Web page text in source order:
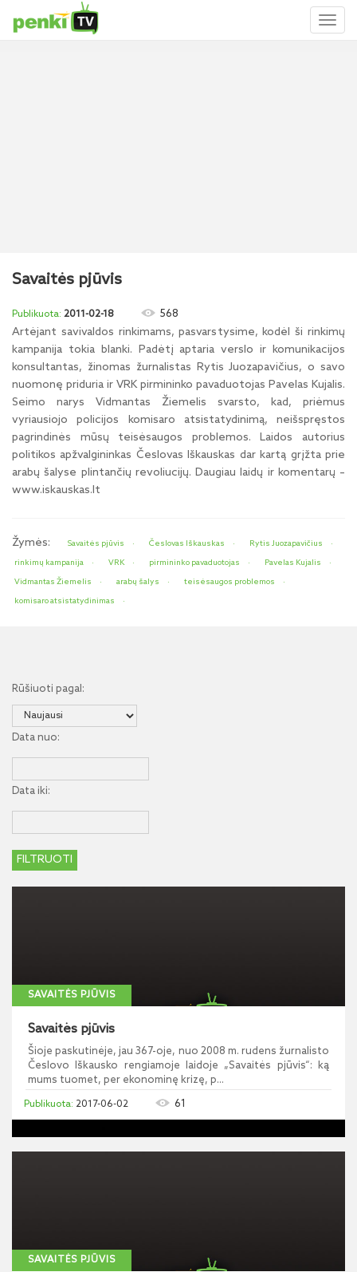
Savaitės pjūvis
2011-02-18 568
Artėjant savivaldos rinkimams, pasvarstysime, kodėl ši rinkimų
kampanija tokia blanki. Padėtį aptaria verslo ir komunikacijos
konsultantas, žinomas žurnalistas Rytis Juozapavičius, o savo
nuomonę priduria ir VRK pirmininko pavaduotojas Pavelas Kujalis.
Seimo narys Vidmantas Žiemelis svarsto, kad, priėmus
vyriausiojo policijos komisaro atsistatydinimą, neišspręstos
pagrindinės mūsų teisėsaugos problemos. Laidos autorius
politikos apžvalgininkas Česlovas Iškauskas dar kartą grįžta prie
arabų šalyse plintančių revoliucijų. Daugiau laidų ir komentarų –
www.iskauskas.lt
Žymės: Savaitės pjūvis Česlovas Iškauskas
Rytis Juozapavičius
rinkimų kampanija
VRK pirmininko pavaduotojas
Pavelas Kujalis
Vidmantas Žiemelis
arabų šalys
teisėsaugos problemos
komisaro atsistatydinimas
Rūšiuoti pagal:
Data nuo:
Data iki:
SAVAITĖS PJŪVIS
Savaitės pjūvis
Šioje paskutinėje, jau 367-oje, nuo 2008 m. rudens žurnalisto
Česlovo Iškausko rengiamoje laidoje „Savaitės pjūvis“: ką
mums tuomet, per ekonominę krizę, p...
2017-06-02 61
SAVAITĖS PJŪVIS